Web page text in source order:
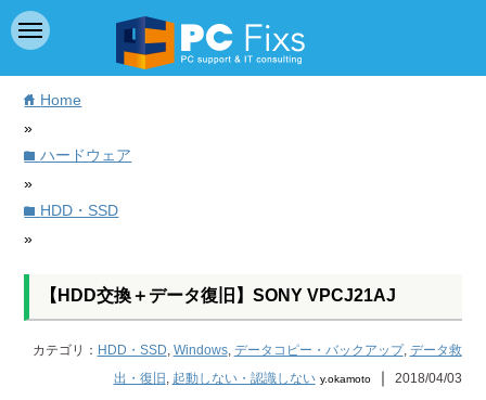
home Home
»
folderハードウェア
»
folder HDD・SSD
»
【HDD交換＋データ復旧】SONY VPCJ21AJ
カテゴリ： HDD・SSD, Windows, データコピー・バックアップ, データ救
出・復旧 , 起動しない・認識しない y.okamoto｜ 2018/04/03